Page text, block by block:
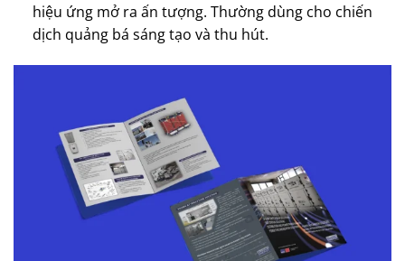
hiệu ứng mở ra ấn tượng. Thường dùng cho chiến
dịch quảng bá sáng tạo và thu hút.